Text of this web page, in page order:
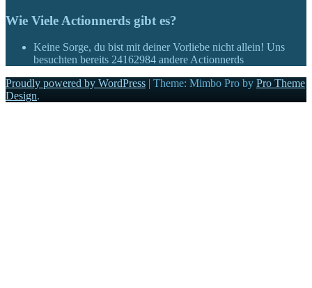
Wie Viele Actionnerds gibt es?
Keine Sorge, du bist mit deiner Vorliebe nicht allein! Uns
besuchten bereits 24162984 andere Actionnerds
Proudly powered by WordPress | Theme: Mimbo Pro by Pro Theme
Design.